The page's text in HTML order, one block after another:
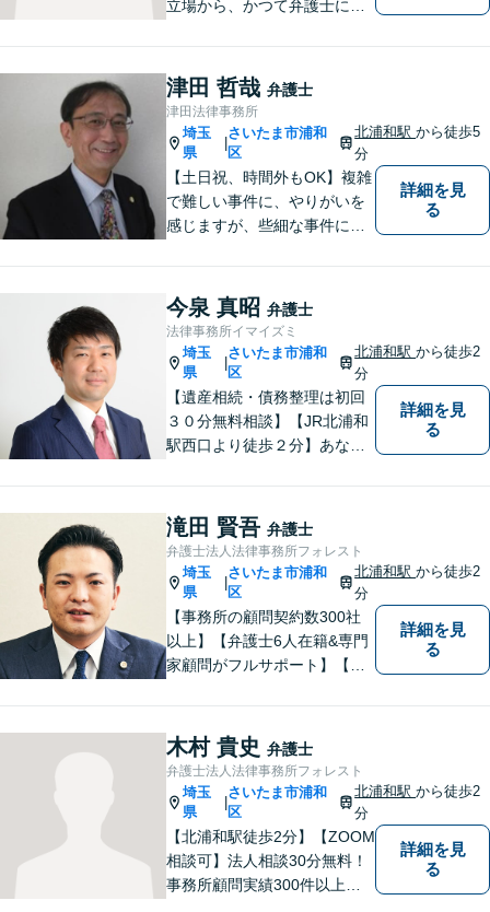
立場から、かつて弁護士に相
ります。 どのようにしたら、
敷居を低くできるか、緊張せ
ずに、リラックスして頂ける
か、なごやかな雰囲気作りを
常に心掛けています。
津田 哲哉 弁護士
津田法律事務所
埼玉
県
|
さいたま市浦和
区
北浦和駅から徒歩5
分
【土日祝、時間外もOK】複雑
で難しい事件に、やりがいを
感じますが、些細な事件にも
ティング会社での経験から、
会社経営、経理・税務などに
も詳しく、きめ細かく対応致
します。刑事事件にも力を入
れています。
詳細を見
る
今泉 真昭 弁護士
法律事務所イマイズミ
埼玉
県
|
さいたま市浦和
区
北浦和駅から徒歩2
分
【遺産相続・債務整理は初回
３０分無料相談】【JR北浦和
駅西口より徒歩２分】あなた
ミがお預かりします。あなた
の代わりに悩み、考え、解決
策をご提案します。
詳細を見
る
滝田 賢吾 弁護士
弁護士法人法律事務所フォレスト
埼玉
県
|
さいたま市浦和
区
北浦和駅から徒歩2
分
【事務所の顧問契約数300社
以上】【弁護士6人在籍&専門
家顧問がフルサポート】【北
護士が労働雇用、債権回収、
商取引問題などに対応しま
す。中小企業さま、個人事業
主さまからのご相談に注力
【初回面談無料】
詳細を見
る
木村 貴史 弁護士
弁護士法人法律事務所フォレスト
埼玉
県
|
さいたま市浦和
区
北浦和駅から徒歩2
分
【北浦和駅徒歩2分】【ZOOM
相談可】法人相談30分無料！
事務所顧問実績300件以上！
詳細を見
る